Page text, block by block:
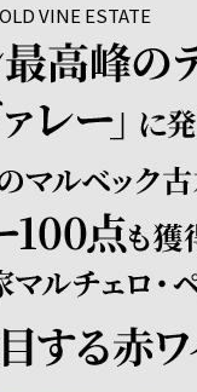
VINE ESTATE